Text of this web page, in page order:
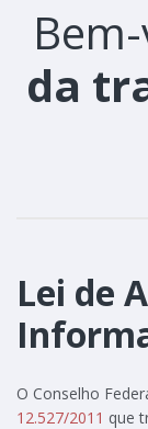
da
Lei de
O Conselho
12.527/2011 que